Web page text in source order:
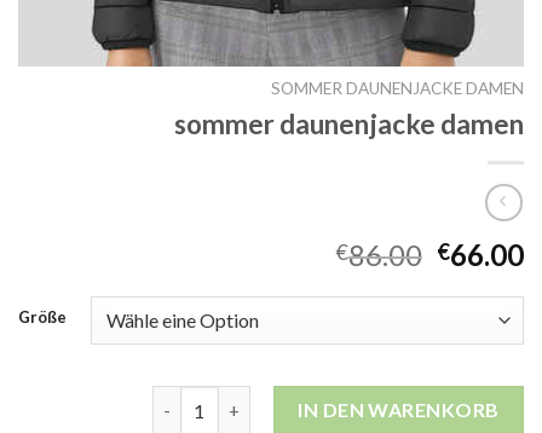
SOMMER DAUNENJACKE DAMEN
sommer daunenjacke damen
€86.00 €66.00
Größe
IN DEN WARENKORB